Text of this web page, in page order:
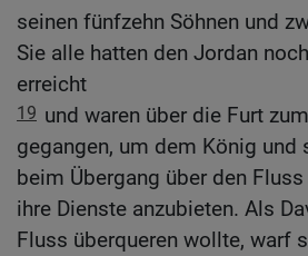
seinen fünfzehn Söhnen und
Sie alle hatten den Jordan
erreicht
19 und waren über die Furt
gegangen, um dem König
beim Übergang über den
ihre Dienste anzubieten. Als
Fluss überqueren wollte, warf